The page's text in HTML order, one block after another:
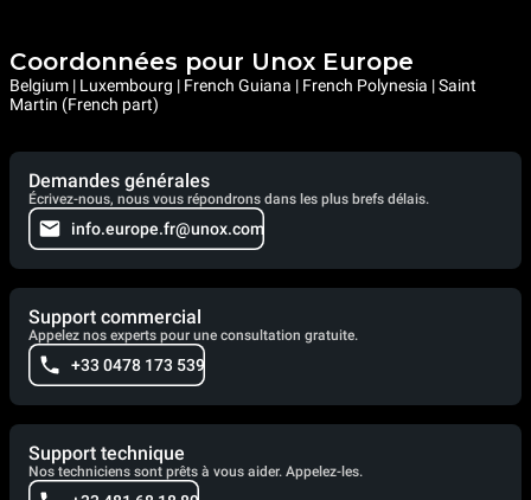
Coordonnées pour Unox Europe
Belgium | Luxembourg | French Guiana | French Polynesia | Saint
Martin (French part)
Demandes générales
Écrivez-nous, nous vous répondrons dans les plus brefs délais.
info.europe.fr@unox.com
Support commercial
Appelez nos experts pour une consultation gratuite.
+33 0478 173 539
Support technique
Nos techniciens sont prêts à vous aider. Appelez-les.